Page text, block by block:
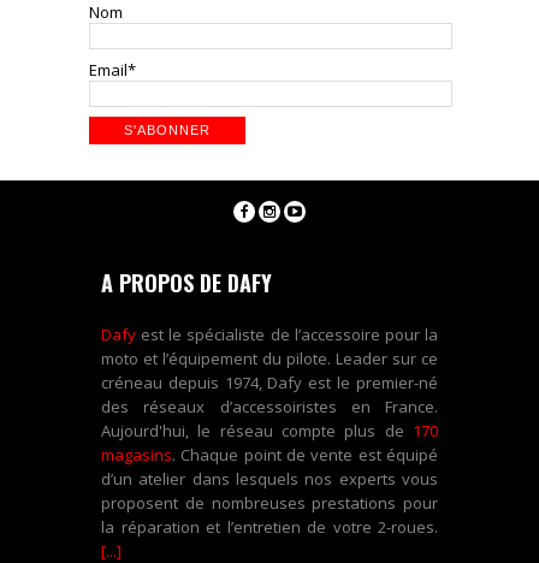
Nom
Email*
A PROPOS DE DAFY
Dafy est le spécialiste de l’accessoire pour la
moto et l’équipement du pilote. Leader sur ce
créneau depuis 1974, Dafy est le premier-né
des réseaux d’accessoiristes en France.
Aujourd'hui, le réseau compte plus de 170
magasins. Chaque point de vente est équipé
d’un atelier dans lesquels nos experts vous
proposent de nombreuses prestations pour
la réparation et l’entretien de votre 2-roues.
[...]